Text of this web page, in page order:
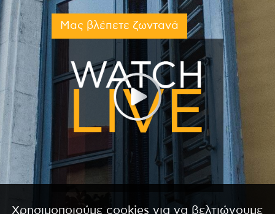
Μας βλέπετε ζωντανά
Χρησιμοποιούμε cookies για να βελτιώνουμε